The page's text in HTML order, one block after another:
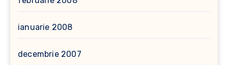
ianuarie 2008
decembrie 2007